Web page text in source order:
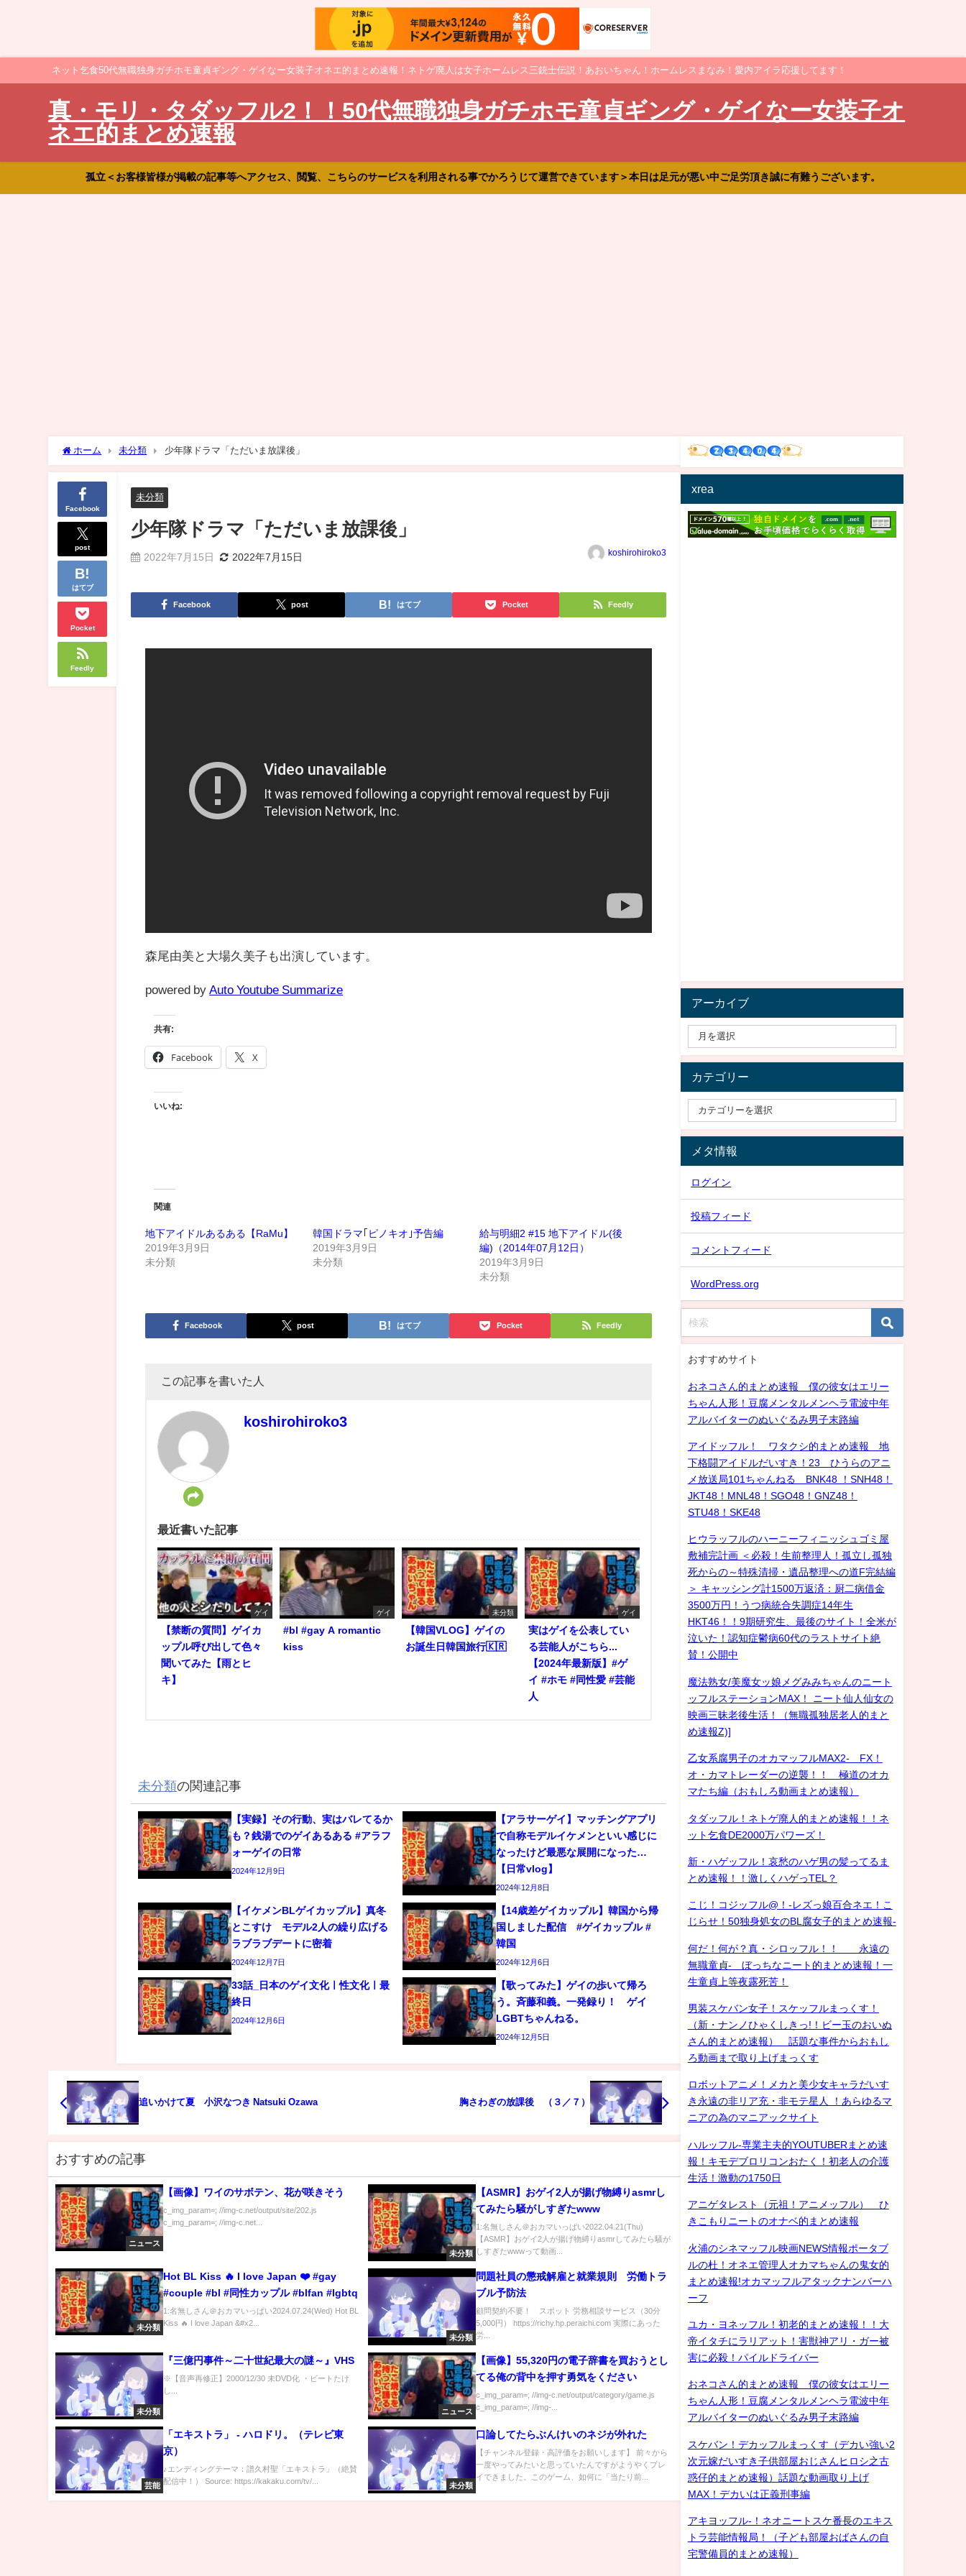
ネット乞食50代無職独身ガチホモ童貞ギング・ゲイなー女装子オネエ的まとめ速報！ネトゲ廃人は女子ホームレス三銃士伝説！あおいちゃん！ホームレスまなみ！愛内アイラ応援してます！
真・モリ・タダッフル2！！50代無職独身ガチホモ童貞ギング・ゲイなー女装子オ
ネエ的まとめ速報
孤立＜お客様皆様が掲載の記事等へアクセス、閲覧、こちらのサービスを利用される事でかろうじて運営できています＞本日は足元が悪い中ご足労頂き誠に有難うございます。
ホーム 未分類 少年隊ドラマ「ただいま放課後」
Facebook
post
はてブ
Pocket
Feedly
未分類
少年隊ドラマ「ただいま放課後」
2022年7月15日 2022年7月15日 koshirohiroko3
Facebook post はてブ Pocket Feedly
森尾由美と大場久美子も出演しています。
powered by Auto Youtube Summarize
共有:
Facebook X
いいね:
関連
地下アイドルあるある【RaMu】
2019年3月9日
未分類
韓国ドラマ｢ピノキオ｣予告編
2019年3月9日
未分類
給与明細2 #15 地下アイドル(後
編)（2014年07月12日）
2019年3月9日
未分類
Facebook post はてブ Pocket Feedly
この記事を書いた人
koshirohiroko3
最近書いた記事
ゲイ
【禁断の質問】ゲイカ
ップル呼び出して色々
聞いてみた【雨とヒ
キ】
ゲイ
#bl #gay A romantic
kiss
未分類
【韓国VLOG】ゲイの
お誕生日韓国旅行🇰🇷
ゲイ
実はゲイを公表してい
る芸能人がこちら...
【2024年最新版】#ゲ
イ #ホモ #同性愛 #芸能
人
未分類の関連記事
【実録】その行動、実はバレてるか
も？銭湯でのゲイあるある #アラフ
ォーゲイの日常
2024年12月9日
【アラサーゲイ】マッチングアプリ
で自称モデルイケメンといい感じに
なったけど最悪な展開になった…
【日常vlog】
2024年12月8日
【イケメンBLゲイカップル】真冬
とこすけ モデル2人の繰り広げる
ラブラブデートに密着
2024年12月7日
【14歳差ゲイカップル】韓国から帰
国しました配信 #ゲイカップル #
韓国
2024年12月6日
33話_日本のゲイ文化ㅣ性文化ㅣ最
終日
2024年12月6日
【歌ってみた】ゲイの歩いて帰ろ
う。斉藤和義。一発録り！ ゲイ
LGBTちゃんねる。
2024年12月5日
追いかけて夏 小沢なつき Natsuki Ozawa 胸さわぎの放課後 （３／７）
おすすめの記事
ニュース
【画像】ワイのサボテン、花が咲きそう
c_img_param=; //img-c.net/output/site/202.js
c_img_param=; //img-c.net...
未分類
【ASMR】おゲイ2人が揚げ物縛りasmrし
てみたら騒がしすぎたwww
1:名無しさん＠おカマいっぱい2022.04.21(Thu)
【ASMR】おゲイ2人が揚げ物縛りasmrしてみたら騒が
しすぎたwwwって動画...
未分類
Hot BL Kiss 🔥 I love Japan ❤️ #gay
#couple #bl #同性カップル #blfan #lgbtq
1:名無しさん＠おカマいっぱい2024.07.24(Wed) Hot BL
Kiss 🔥 I love Japan &#x2...
未分類
問題社員の懲戒解雇と就業規則 労働トラ
ブル予防法
顧問契約不要！ スポット 労務相談サービス（30分
5,000円） https://richy.hp.peraichi.com 実際にあった
労...
未分類
『三億円事件～二十世紀最大の謎～』VHS
※【音声再修正】2000/12/30 未DVD化 ・ビートたけ
し...
ニュース
【画像】55,320円の電子辞書を買おうとし
てる俺の背中を押す勇気をください
c_img_param=; //img-c.net/output/category/game.js
c_img_param=; //img-...
芸能
「エキストラ」 - ハロドリ。（テレビ東
京）
♪エンディングテーマ：譜久村聖「エキストラ」（絶賛
配信中！） Source: https://kakaku.com/tv/...
未分類
口論してたらぶんけいのネジが外れた
【チャンネル登録・高評価をお願いします】 前々から
一度やってみたいと思っていたんですがようやくプレ
イできました。このゲーム、如何に「当たり前...
xrea
アーカイブ
カテゴリー
メタ情報
ログイン
投稿フィード
コメントフィード
WordPress.org
おすすめサイト
おネコさん的まとめ速報 僕の彼女はエリー
ちゃん人形！豆腐メンタルメンヘラ電波中年
アルバイターのぬいぐるみ男子末路編
アイドッフル！ ワタクシ的まとめ速報 地
下格闘アイドルだいすき！23 ひうらのアニ
メ放送局101ちゃんねる BNK48 ！SNH48！
JKT48！MNL48！SGO48！GNZ48！
STU48！SKE48
ヒウラッフルのハーニーフィニッシュゴミ屋
敷補完計画 ＜必殺！生前整理人！孤立し孤独
死からの～特殊清掃・遺品整理への道F完結編
＞ キャッシング計1500万返済：厨二病借金
3500万円！うつ病統合失調症14年生
HKT46！！9期研究生、最後のサイト！全米が
泣いた！認知症鬱病60代のラストサイト絶
賛！公開中
魔法熟女/美魔女ッ娘メグみみちゃんのニート
ッフルステーションMAX！ ニート仙人仙女の
映画三昧老後生活！（無職孤独居老人的まと
め速報Z)]
乙女系腐男子のオカマッフルMAX2- FX！
オ・カマトレーダーの逆襲！！ 極道のオカ
マたち編（おもしろ動画まとめ速報）
タダッフル！ネトゲ廃人的まとめ速報！！ネ
ット乞食DE2000万パワーズ！
新・ハゲッフル！哀愁のハゲ男の髪ってるま
とめ速報！！激しくハゲっTEL？
こじ！コジッフル@！-レズっ娘百合ネエ！こ
じらせ！50独身処女のBL腐女子的まとめ速報-
何だ！何が？真・シロッフル！！ 永遠の
無職童貞- ぼっちなニート的まとめ速報！一
生童貞上等夜露死苦！
男装スケバン女子！スケッフルまっくす！
（新・ナンノひゃくしきっ!！ビー玉のおいぬ
さん的まとめ速報） 話題な事件からおもし
ろ動画まで取り上げまっくす
ロボットアニメ！メカと美少女キャラだいす
き永遠の非リア充・非モテ星人 ！あらゆるマ
ニアの為のマニアックサイト
ハルッフル-専業主夫的YOUTUBERまとめ速
報！キモデブロリコンおたく！初老人の介護
生活！激動の1750日
アニゲタレスト（元祖！アニメッフル） ひ
きこもりニートのオナベ的まとめ速報
火浦のシネマッフル映画NEWS情報ポータブ
ルの杜！オネエ管理人オカマちゃんの鬼女的
まとめ速報!オカマッフルアタックナンバーハ
ーフ
ユカ・ヨネッフル！初老的まとめ速報！！大
帝イタチにラリアット！害獣神アリ・ガー被
害に必殺！パイルドライバー
おネコさん的まとめ速報 僕の彼女はエリー
ちゃん人形！豆腐メンタルメンヘラ電波中年
アルバイターのぬいぐるみ男子末路編
スケバン！デカッフルまっくす（デカい強い2
次元嫁だいすき子供部屋おじさんヒロシ之古
惑仔的まとめ速報）話題な動画取り上げ
MAX！デカいは正義刑事編
アキヨッフル-！ネオニートスケ番長のエキス
トラ芸能情報局！（子ども部屋おばさんの自
宅警備員的まとめ速報）